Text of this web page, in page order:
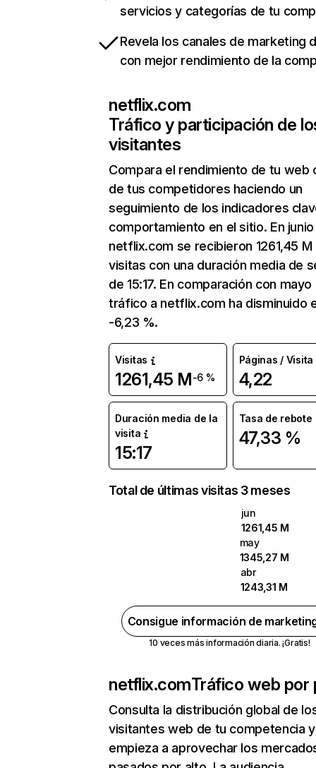
servicios y categorías de tu
Revela los canales de marketing
con mejor rendimiento de la
netflix.com
Tráfico y participación de
visitantes
Compara el rendimiento de tu web
de tus competidores haciendo un
seguimiento de los indicadores
comportamiento en el sitio. En junio
netflix.com se recibieron 1261,45 M
visitas con una duración media de
de 15:17. En comparación con mayo
tráfico a netflix.com ha disminuido
-6,23 %.
Visitas
1261,45 M-6 %
Páginas / Visita
4,22
Duración media de la
visita
15:17
Tasa de rebote
47,33 %
Total de últimas visitas 3 meses
jun
1261,45 M
may
1345,27 M
abr
1243,31 M
Consigue información de
10 veces más información diaria. ¡Gratis!
netflix.comTráfico web por
Consulta la distribución global de
visitantes web de tu competencia y
empieza a aprovechar los